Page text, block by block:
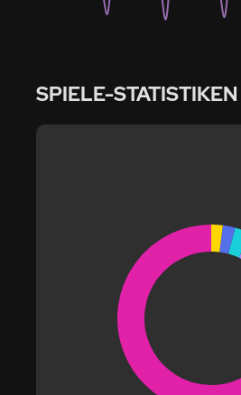
SPIELE-STATISTIKEN